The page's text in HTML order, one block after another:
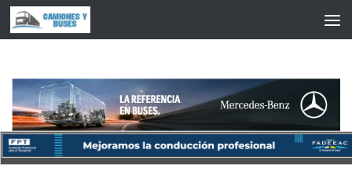
Saltar al contenido